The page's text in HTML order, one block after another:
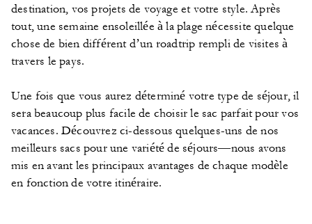
destination, vos projets de voyage et votre style. Après
tout, une semaine ensoleillée à la plage nécessite quelque
chose de bien différent d’un roadtrip rempli de visites à
travers le pays.
Une fois que vous aurez déterminé votre type de séjour, il
sera beaucoup plus facile de choisir le sac parfait pour vos
vacances. Découvrez ci-dessous quelques-uns de nos
meilleurs sacs pour une variété de séjours—nous avons
mis en avant les principaux avantages de chaque modèle
en fonction de votre itinéraire.